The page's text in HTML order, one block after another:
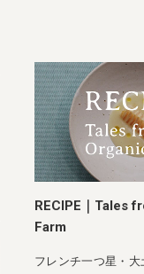
RECIPE｜Tales
Farm
フレンチ一つ星・